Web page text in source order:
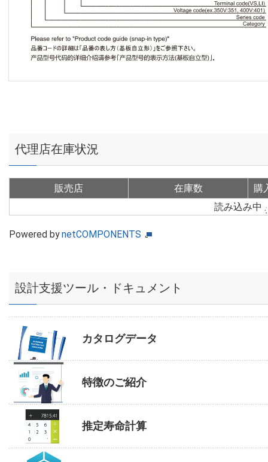
代理店在庫状況
販売店 在庫数
購
読み込み中
Powered bynetCOMPONENTS
設計支援ツール・ドキュメント
カタログデータ
特徴のご紹介
推定寿命計算